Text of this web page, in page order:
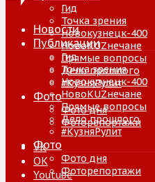
Гид
Точка зрения
Новокузнецк-400
НовоKUZнечане
Прямые вопросы
Дело прошлого
#КузняРулит
Фото
Фото дня
Фоторепортажи
VK
ОК
Youtube
Новости
Публикации
Гид
Точка зрения
Новокузнецк-400
НовоKUZнечане
Прямые вопросы
Дело прошлого
#КузняРулит
Фото
Фото дня
Фоторепортажи